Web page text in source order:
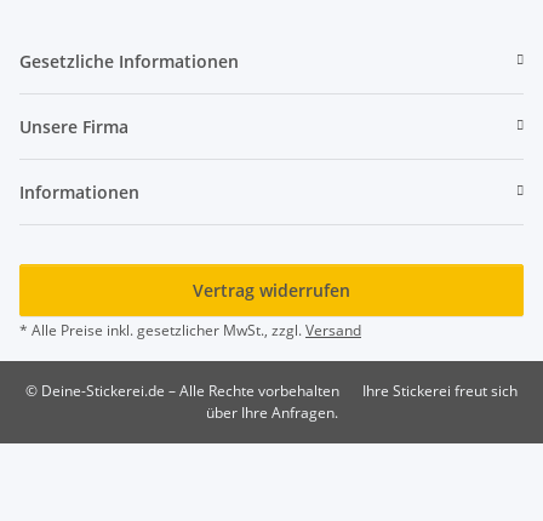
Gesetzliche Informationen
Unsere Firma
Informationen
Vertrag widerrufen
* Alle Preise inkl. gesetzlicher MwSt., zzgl.Versand
© Deine-Stickerei.de – Alle Rechte vorbehalten
Ihre Stickerei freut sich
über Ihre Anfragen.